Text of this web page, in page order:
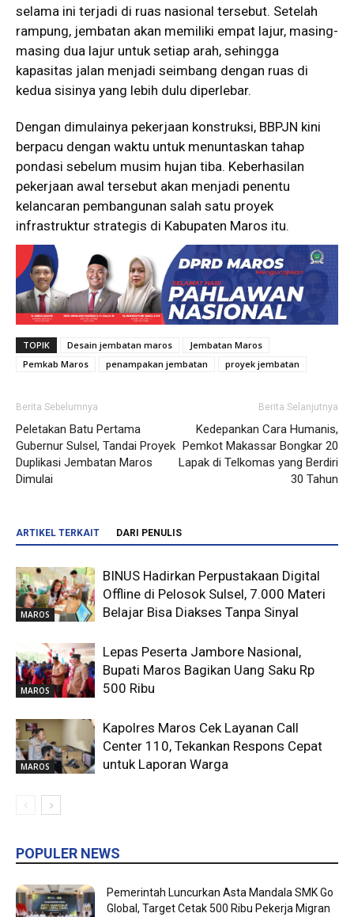
selama ini terjadi di ruas nasional tersebut. Setelah
rampung, jembatan akan memiliki empat lajur, masing-
masing dua lajur untuk setiap arah, sehingga
kapasitas jalan menjadi seimbang dengan ruas di
kedua sisinya yang lebih dulu diperlebar.
Dengan dimulainya pekerjaan konstruksi, BBPJN kini
berpacu dengan waktu untuk menuntaskan tahap
pondasi sebelum musim hujan tiba. Keberhasilan
pekerjaan awal tersebut akan menjadi penentu
kelancaran pembangunan salah satu proyek
infrastruktur strategis di Kabupaten Maros itu.
TOPIK Desain jembatan maros
Jembatan Maros
Pemkab Maros
penampakan jembatan proyek jembatan
Berita Sebelumnya
Peletakan Batu Pertama
Gubernur Sulsel, Tandai Proyek
Duplikasi Jembatan Maros
Dimulai
Berita Selanjutnya
Kedepankan Cara Humanis,
Pemkot Makassar Bongkar 20
Lapak di Telkomas yang Berdiri
30 Tahun
ARTIKEL TERKAIT DARI PENULIS
MAROS
BINUS Hadirkan Perpustakaan Digital
Offline di Pelosok Sulsel, 7.000 Materi
Belajar Bisa Diakses Tanpa Sinyal
MAROS
Lepas Peserta Jambore Nasional,
Bupati Maros Bagikan Uang Saku Rp
500 Ribu
MAROS
Kapolres Maros Cek Layanan Call
Center 110, Tekankan Respons Cepat
untuk Laporan Warga
POPULER NEWS
Pemerintah Luncurkan Asta Mandala SMK Go
Global, Target Cetak 500 Ribu Pekerja Migran